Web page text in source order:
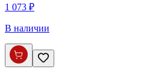
1 073 ₽
В наличии